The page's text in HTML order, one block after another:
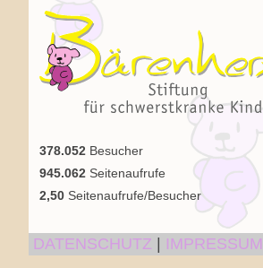
378.052 Besucher
945.062 Seitenaufrufe
2,50 Seitenaufrufe/Besucher
DATENSCHUTZ IMPRESSUM